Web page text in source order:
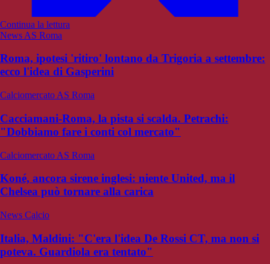
Continua la lettura
News AS Roma
Roma, ipotesi 'ritiro' lontano da Trigoria a settembre:
ecco l'idea di Gasperini
Calciomercato AS Roma
Cacciamani-Roma, la pista si scalda. Petrachi:
"Dobbiamo fare i conti col mercato"
Calciomercato AS Roma
Koné, ancora sirene inglesi: niente United, ma il
Chelsea può tornare alla carica
News Calcio
Italia, Maldini: "C'era l'idea De Rossi CT, ma non si
poteva. Guardiola era tentato"